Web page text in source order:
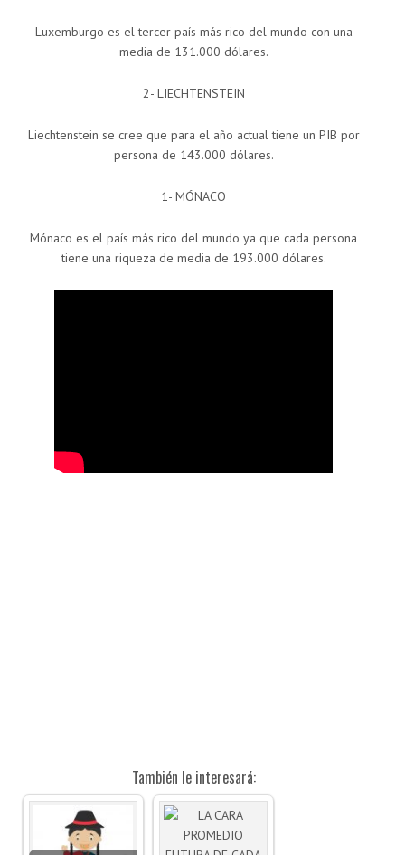
Luxemburgo es el tercer país más rico del mundo con una
media de 131.000 dólares.
2- LIECHTENSTEIN
Liechtenstein se cree que para el año actual tiene un PIB por
persona de 143.000 dólares.
1- MÓNACO
Mónaco es el país más rico del mundo ya que cada persona
tiene una riqueza de media de 193.000 dólares.
También le interesará: